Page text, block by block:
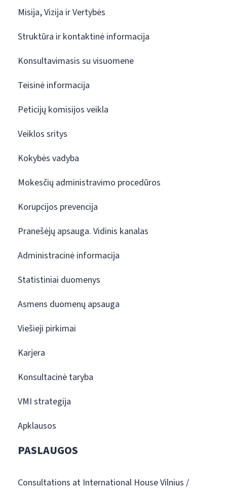
Misija, Vizija ir Vertybės
Struktūra ir kontaktinė informacija
Konsultavimasis su visuomene
Teisinė informacija
Peticijų komisijos veikla
Veiklos sritys
Kokybės vadyba
Mokesčių administravimo procedūros
Korupcijos prevencija
Pranešėjų apsauga. Vidinis kanalas
Administracinė informacija
Statistiniai duomenys
Asmens duomenų apsauga
Viešieji pirkimai
Karjera
Konsultacinė taryba
VMI strategija
Apklausos
PASLAUGOS
Consultations at International House Vilnius /